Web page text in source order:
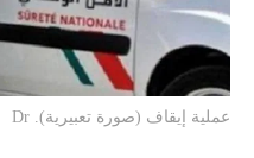
عملية إيقاف (صورة تعبيرية). Dr